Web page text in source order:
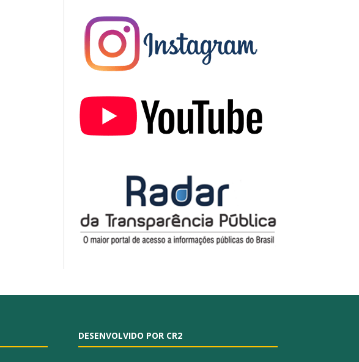
DESENVOLVIDO POR CR2